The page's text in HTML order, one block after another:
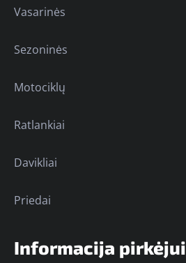
Vasarinės
Sezoninės
Motociklų
Ratlankiai
Davikliai
Priedai
Informacija pirkėjui